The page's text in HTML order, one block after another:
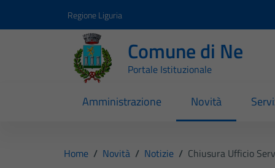
Regione Liguria
Comune di Ne
Portale Istituzionale
Amministrazione Novità
Home / Novità / Notizie / Chiusura Ufficio